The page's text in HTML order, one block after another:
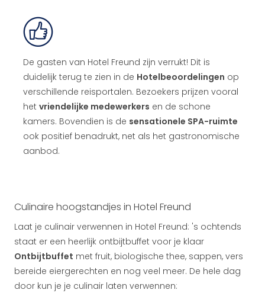
De gasten van Hotel Freund zijn verrukt! Dit is
duidelijk terug te zien in de Hotelbeoordelingen op
verschillende reisportalen. Bezoekers prijzen vooral
het vriendelijke medewerkers en de schone
kamers. Bovendien is de sensationele SPA-ruimte
ook positief benadrukt, net als het gastronomische
aanbod.
Culinaire hoogstandjes in Hotel Freund
Laat je culinair verwennen in Hotel Freund: 's ochtends
staat er een heerlijk ontbijtbuffet voor je klaar
Ontbijtbuffet met fruit, biologische thee, sappen, vers
bereide eiergerechten en nog veel meer. De hele dag
door kun je je culinair laten verwennen: